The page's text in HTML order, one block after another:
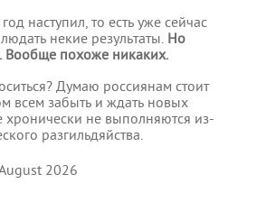
наступил, то есть уже сейчас
некие результаты. Но
Вообще похоже никаких.
Думаю россиянам стоит
всем забыть и ждать новых
хронически не выполняются из-
разгильдяйства.
2026